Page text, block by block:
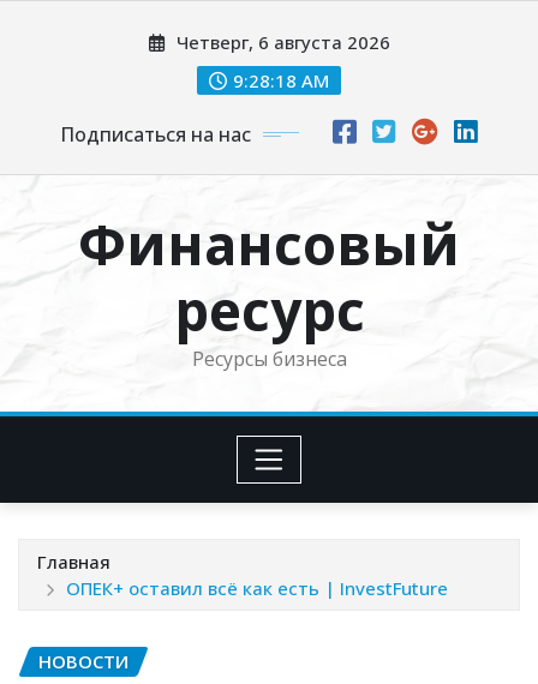
Четверг, 6 августа 2026
9:28:20 AM
Подписаться на нас
Финансовый
ресурс
Ресурсы бизнеса
Главная
ОПЕК+ оставил всё как есть | InvestFuture
НОВОСТИ